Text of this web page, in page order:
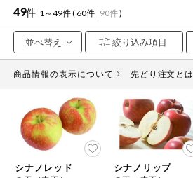
注文番号注文
お気に入り注文
注文履歴注文
WEBカタログ
先着限定から探す
パン・ジャム
豆腐・納豆・
こんにゃく
冷凍食品
ミールキット
カテゴリ
特価情報
49件 1～49件 ( 60件 90件)
商品情報の表示について 先どり注文とは
シナノレッド シナノリップ